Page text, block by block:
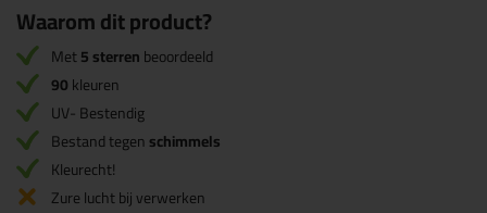
Waarom dit product?
Met5 sterrenbeoordeeld
90kleuren
UV- Bestendig
Bestand tegenschimmels
Kleurecht!
Zure lucht bij verwerken